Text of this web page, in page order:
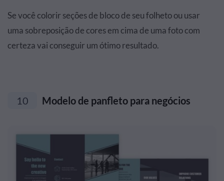
Se você colorir seções de bloco de seu folheto ou usar
uma sobreposição de cores em cima de uma foto com
certeza vai conseguir um ótimo resultado.
10 Modelo de panfleto para negócios